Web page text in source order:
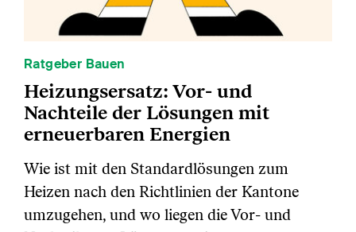
Ratgeber Bauen
Heizungsersatz: Vor- und
Nachteile der Lösungen mit
erneuerbaren Energien
Wie ist mit den Standardlösungen zum
Heizen nach den Richtlinien der Kantone
umzugehen, und wo liegen die Vor- und